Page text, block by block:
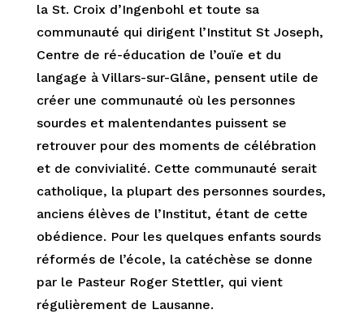
la St. Croix d’Ingenbohl et toute sa
communauté qui dirigent l’Institut St Joseph,
Centre de ré-éducation de l’ouïe et du
langage à Villars-sur-Glâne, pensent utile de
créer une communauté où les personnes
sourdes et malentendantes puissent se
retrouver pour des moments de célébration
et de convivialité. Cette communauté serait
catholique, la plupart des personnes sourdes,
anciens élèves de l’Institut, étant de cette
obédience. Pour les quelques enfants sourds
réformés de l’école, la catéchèse se donne
par le Pasteur Roger Stettler, qui vient
régulièrement de Lausanne.